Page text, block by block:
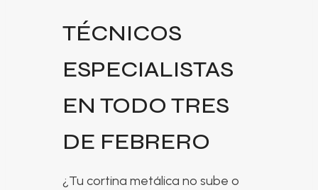
TÉCNICOS
ESPECIALISTAS
EN TODO TRES
DE FEBRERO
¿Tu cortina metálica no sube o